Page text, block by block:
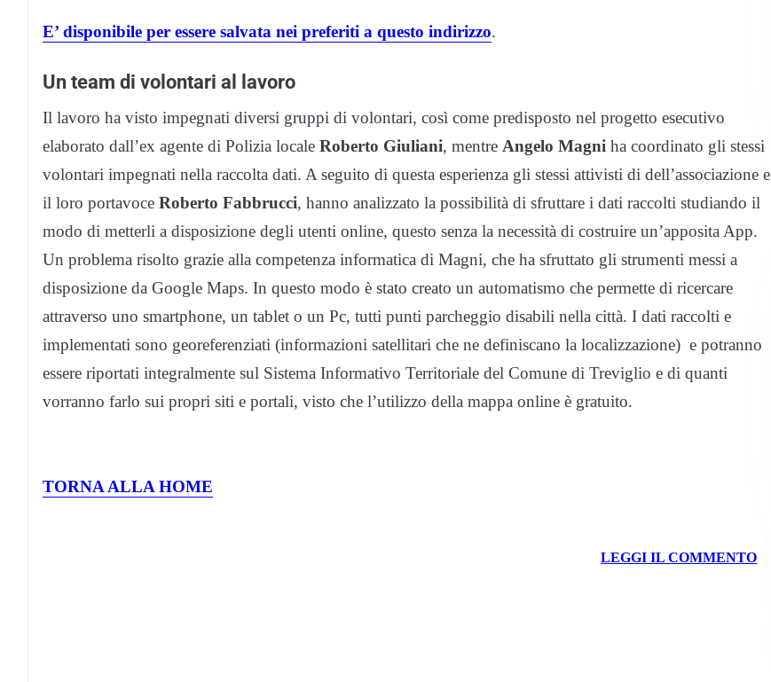
E’ disponibile per essere salvata nei preferiti a questo indirizzo.
Un team di volontari al lavoro
Il lavoro ha visto impegnati diversi gruppi di volontari, così come predisposto nel progetto esecutivo
elaborato dall’ex agente di Polizia locale Roberto Giuliani, mentre Angelo Magni ha coordinato gli stessi
volontari impegnati nella raccolta dati. A seguito di questa esperienza gli stessi attivisti di dell’associazione e
il loro portavoce Roberto Fabbrucci, hanno analizzato la possibilità di sfruttare i dati raccolti studiando il
modo di metterli a disposizione degli utenti online, questo senza la necessità di costruire un’apposita App.
Un problema risolto grazie alla competenza informatica di Magni, che ha sfruttato gli strumenti messi a
disposizione da Google Maps. In questo modo è stato creato un automatismo che permette di ricercare
attraverso uno smartphone, un tablet o un Pc, tutti punti parcheggio disabili nella città. I dati raccolti e
implementati sono georeferenziati (informazioni satellitari che ne definiscano la localizzazione) e potranno
essere riportati integralmente sul Sistema Informativo Territoriale del Comune di Treviglio e di quanti
vorranno farlo sui propri siti e portali, visto che l’utilizzo della mappa online è gratuito.
TORNA ALLA HOME
LEGGI IL COMMENTO